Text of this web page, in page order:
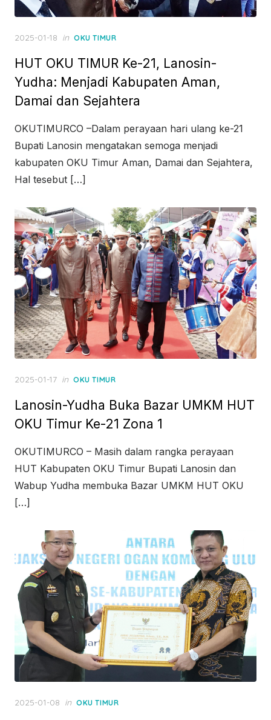
Posted
2025-01-18 in OKU TIMUR
HUT OKU TIMUR Ke-21, Lanosin-
Yudha: Menjadi Kabupaten Aman,
Damai dan Sejahtera
OKUTIMURCO –Dalam perayaan hari ulang ke-21
Bupati Lanosin mengatakan semoga menjadi
kabupaten OKU Timur Aman, Damai dan Sejahtera,
Hal tesebut […]
Posted
2025-01-17 in OKU TIMUR
Lanosin-Yudha Buka Bazar UMKM HUT
OKU Timur Ke-21 Zona 1
OKUTIMURCO – Masih dalam rangka perayaan
HUT Kabupaten OKU Timur Bupati Lanosin dan
Wabup Yudha membuka Bazar UMKM HUT OKU
[…]
Posted
2025-01-08 in OKU TIMUR